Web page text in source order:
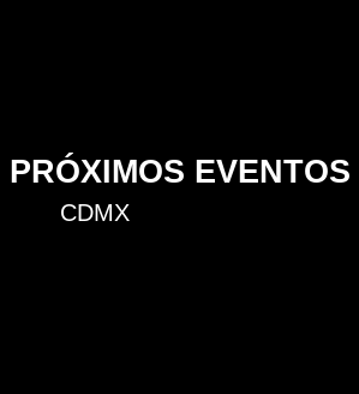
PRÓXIMOS EVENTOS
CDMX